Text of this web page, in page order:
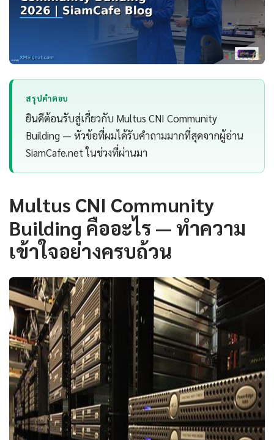
สรุปคำตอบ
ยินดีต้อนรับสู่เกี่ยวกับ Multus CNI Community
Building — หัวข้อที่ผมได้รับคำถามมากที่สุดจากผู้อ่าน
SiamCafe.net ในช่วงที่ผ่านมา
Multus CNI Community
Building คืออะไร — ทำความ
เข้าใจอย่างครบถ้วน